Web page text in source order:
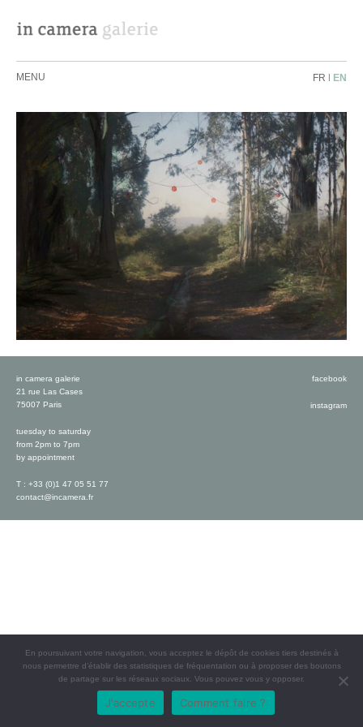
MENU FR | EN
in camera galerie
21 rue Las Cases
75007 Paris
tuesday to saturday
from 2pm to 7pm
by appointment
T : +33 (0)1 47 05 51 77
contact@incamera.fr
facebook
instagram
En poursuivant votre navigation, vous acceptez le dépôt de cookies tiers destinés à
nous permettre d’établir des statistiques de fréquentation ou à proposer des boutons
de partage sur les réseaux sociaux. Vous pouvez vous y opposer.
J'accepte Comment faire ?